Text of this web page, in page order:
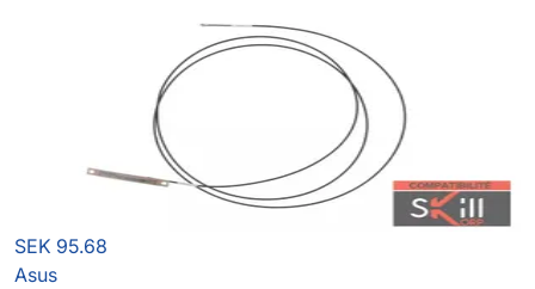
SEK 95.68
Asus